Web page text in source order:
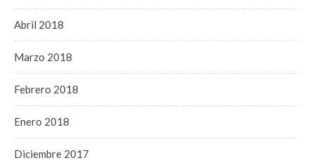
Abril 2018
Marzo 2018
Febrero 2018
Enero 2018
Diciembre 2017